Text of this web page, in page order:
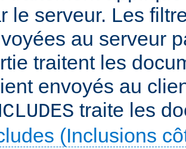
le serveur. Les
au serveur
traitent les
envoyés au
traite les
(Inclusions